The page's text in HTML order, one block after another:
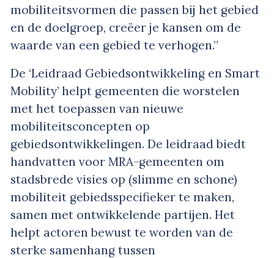
mobiliteitsvormen die passen bij het gebied
en de doelgroep, creëer je kansen om de
waarde van een gebied te verhogen.”
De ‘Leidraad Gebiedsontwikkeling en Smart
Mobility’ helpt gemeenten die worstelen
met het toepassen van nieuwe
mobiliteitsconcepten op
gebiedsontwikkelingen. De leidraad biedt
handvatten voor MRA-gemeenten om
stadsbrede visies op (slimme en schone)
mobiliteit gebiedsspecifieker te maken,
samen met ontwikkelende partijen. Het
helpt actoren bewust te worden van de
sterke samenhang tussen